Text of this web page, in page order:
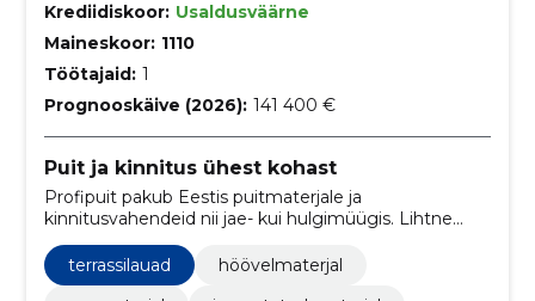
Krediidiskoor: Usaldusväärne
Maineskoor: 1110
Töötajaid: 1
Prognooskäive (2026): 141 400 €
Puit ja kinnitus ühest kohast
Profipuit pakub Eestis puitmaterjale ja
kinnitusvahendeid nii jae- kui hulgimüügis. Lihtne
valik ehitus- ja renoveerimistöödeks.
terrassilauad
höövelmaterjal